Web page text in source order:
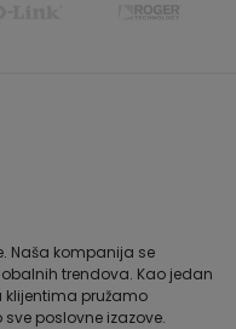
Naša kompanija se
trendova. Kao jedan
pružamo
poslovne izazove.